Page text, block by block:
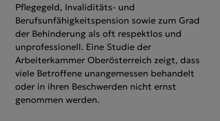
Pflegegeld, Invaliditäts- und
Berufsunfähigkeitspension sowie zum Grad
der Behinderung als oft respektlos und
unprofessionell. Eine Studie der
Arbeiterkammer Oberösterreich zeigt, dass
viele Betroffene unangemessen behandelt
oder in ihren Beschwerden nicht ernst
genommen werden.